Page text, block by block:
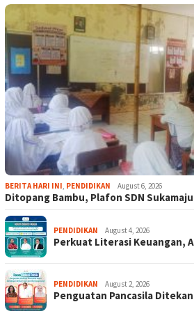
BERITA HARI INI PENDIDIKAN August 6, 2026
Ditopang Bambu, Plafon SDN
PENDIDIKAN August 4, 2026
Perkuat Literasi Keuangan,
PENDIDIKAN August 2, 2026
Penguatan Pancasila